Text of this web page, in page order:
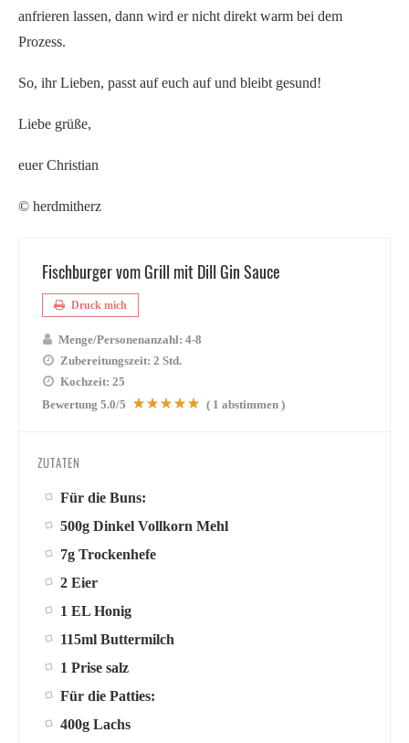
anfrieren lassen, dann wird er nicht direkt warm bei dem
Prozess.
So, ihr Lieben, passt auf euch auf und bleibt gesund!
Liebe grüße,
euer Christian
© herdmitherz
Fischburger vom Grill mit Dill Gin Sauce
Druck mich
Menge/Personenanzahl: 4-8
Zubereitungszeit: 2 Std.
Kochzeit: 25
Bewertung 5.0/5 ( 1 abstimmen )
ZUTATEN
Für die Buns:
500g Dinkel Vollkorn Mehl
7g Trockenhefe
2 Eier
1 EL Honig
115ml Buttermilch
1 Prise salz
Für die Patties:
400g Lachs